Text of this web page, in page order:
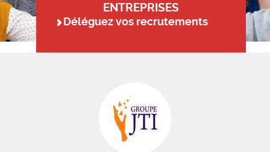
ENTREPRISES
Déléguez vos recrutements